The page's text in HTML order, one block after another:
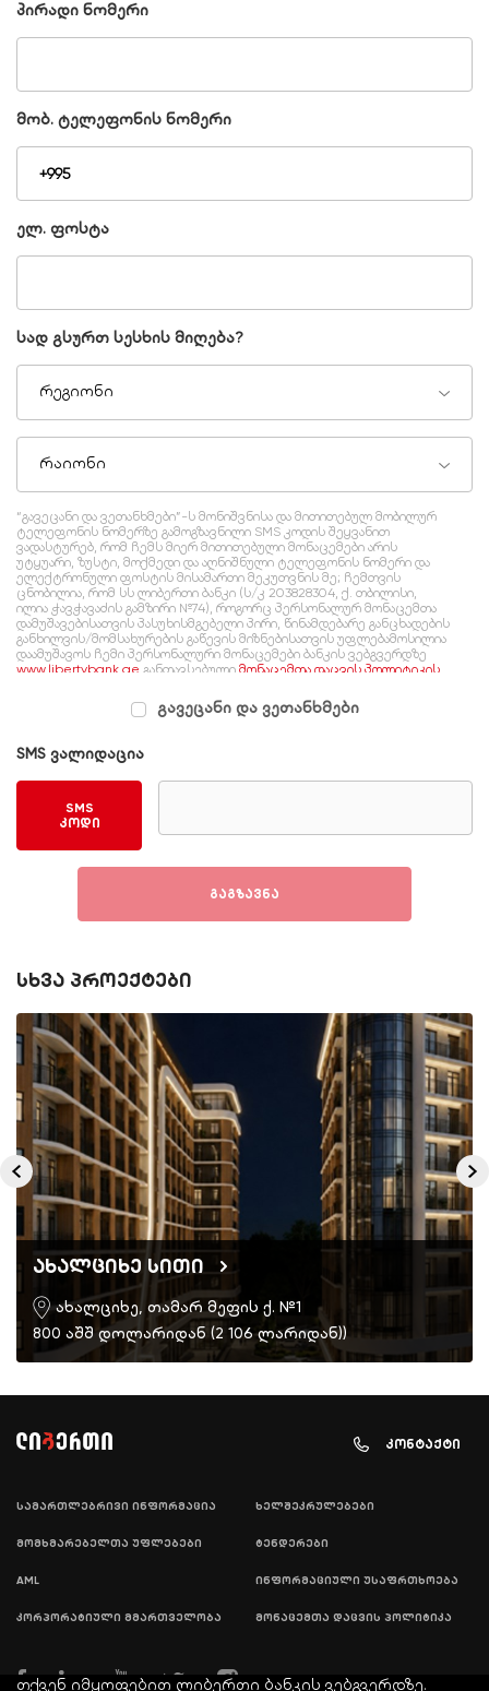
პირადი ნომერი
მობ. ტელეფონის ნომერი
ელ. ფოსტა
სად გსურთ სესხის მიღება?
რეგიონი
რაიონი
“გავეცანი და ვეთანხმები”-ს მონიშვნისა და მითითებულ მობილურ
ტელეფონის ნომერზე გამოგზავნილი SMS კოდის შეყვანით
ვადასტურებ, რომ ჩემს მიერ მითითებული მონაცემები არის
უტყუარი, ზუსტი, მოქმედი და აღნიშნული ტელეფონის ნომერი და
ელექტრონული ფოსტის მისამართი მეკუთვნის მე; ჩემთვის
ცნობილია, რომ სს ლიბერთი ბანკი (ს/კ 203828304, ქ. თბილისი,
ილია ჭავჭავაძის გამზირი №74), როგორც პერსონალურ მონაცემთა
დამუშავებისათვის პასუხისმგებელი პირი, წინამდებარე განცხადების
განხილვის/მომსახურების გაწევის მიზნებისათვის უფლებამოსილია
დაამუშავოს ჩემი პერსონალური მონაცემები ბანკის ვებგვერდზე
www.libertybank.ge განთავსებული მონაცემთა დაცვის პოლიტიკის
გავეცანი და ვეთანხმები
SMS ვალიდაცია
SMS
კოდი
გაგზავნა
სხვა პროექტები
ახალციხე სითი
ახალციხე, თამარ მეფის ქ. №1
800 აშშ დოლარიდან (2 106 ლარიდან))
კონტაქტი
სამართლებრივი ინფორმაცია ხელშეკრულებები
მომხმარებელთა უფლებები ტენდერები
AML ინფორმაციული უსაფრთხოება
კორპორატიული მმართველობა მონაცემთა დაცვის პოლიტიკა
თქვენ იმყოფებით ლიბერთი ბანკის ვებგვერდზე.